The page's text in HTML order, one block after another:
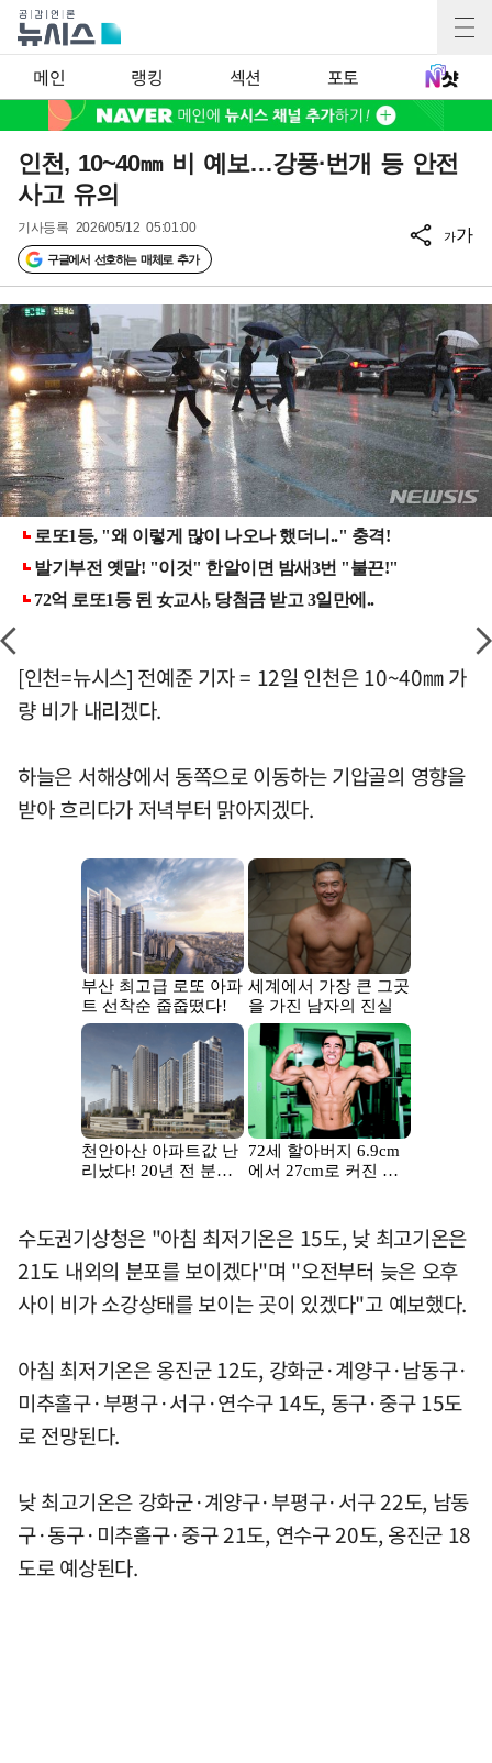
메인 랭킹 섹션 포토
인천, 10~40㎜ 비 예보…강풍·번개 등 안전
사고 유의
기사등록 2026/05/12 05:01:00
구글에서 선호하는 매체로 추가
가가
[인천=뉴시스] 전예준 기자 = 12일 인천은 10~40㎜ 가
량 비가 내리겠다.
하늘은 서해상에서 동쪽으로 이동하는 기압골의 영향을
받아 흐리다가 저녁부터 맑아지겠다.
수도권기상청은 "아침 최저기온은 15도, 낮 최고기온은
21도 내외의 분포를 보이겠다"며 "오전부터 늦은 오후
사이 비가 소강상태를 보이는 곳이 있겠다"고 예보했다.
아침 최저기온은 옹진군 12도, 강화군·계양구·남동구·
미추홀구·부평구·서구·연수구 14도, 동구·중구 15도
로 전망된다.
낮 최고기온은 강화군·계양구·부평구·서구 22도, 남동
구·동구·미추홀구·중구 21도, 연수구 20도, 옹진군 18
도로 예상된다.